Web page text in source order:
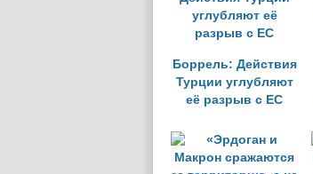
Боррель: Действия
Турции углубляют
её разрыв с ЕС